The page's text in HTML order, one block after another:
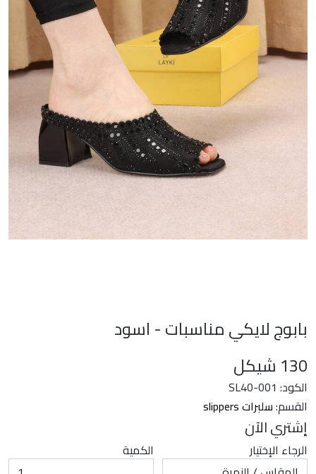
بابوج لايكي مناسبات - اسود
130 شيكل
الكود: SL40-001
القسم:سلبرات slippers
إشتري الآن
الرجاء الإختيار الكمية